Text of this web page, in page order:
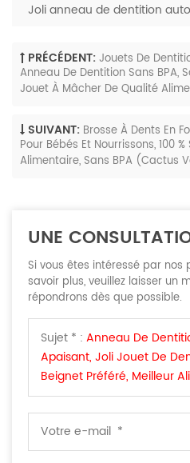
Joli anneau de dentition
PRÉCÉDENT: Jouets De
Anneau De Dentition Sans BPA,
Jouet À Mâcher De Qualité
SUIVANT: Brosse À Dents En
Pour Bébés Et Nourrissons, 100
Alimentaire, Sans BPA (cactus
UNE
Si vous êtes intéressé par
savoir plus, veuillez laisser un
répondrons dès que possible.
Sujet * : Anneau De
Apaisant, Joli Jouet De
Beignet Préféré, Meilleur